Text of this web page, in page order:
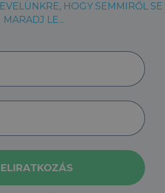
HOGY SEMMIRŐL SE
MARADJ LE...